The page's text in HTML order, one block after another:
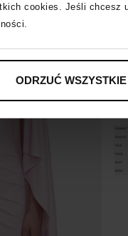
cookies. Jeśli chcesz
ODRZUĆ WSZYSTKIE